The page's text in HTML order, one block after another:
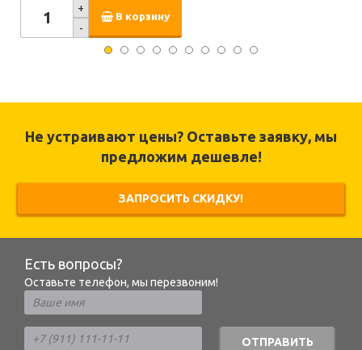
+
-
В корзину
Не устраивают цены? Оставьте заявку, мы
предложим дешевле!
ЗАПРОСИТЬ СКИДКУ!
Есть вопросы?
Оставьте телефон, мы перезвоним!
ОТПРАВИТЬ